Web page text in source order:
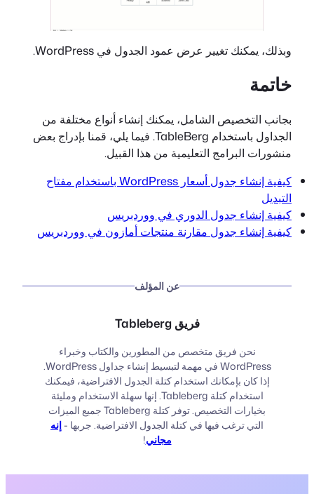
وبذلك، يمكنك تغيير عرض عمود الجدول في WordPress.
خاتمة
بجانب التخصيص الشامل، يمكنك إنشاء أنواع مختلفة من
الجداول باستخدام TableBerg. فيما يلي، قمنا بإدراج بعض
منشورات البرامج التعليمية من هذا القبيل.
كيفية إنشاء جدول أسعار WordPress باستخدام مفتاح
التبديل
كيفية إنشاء جدول الدوري في ووردبريس
كيفية إنشاء جدول مقارنة منتجات أمازون في ووردبريس
عن المؤلف
فريق Tableberg
نحن فريق متخصص من المطورين والكتاب وخبراء
WordPress في مهمة لتبسيط إنشاء جداول WordPress.
إذا كان بإمكانك استخدام كتلة الجدول الافتراضية، فيمكنك
استخدام كتلة Tableberg. إنها سهلة الاستخدام ومليئة
بخيارات التخصيص. توفر كتلة Tableberg جميع الميزات
التي ترغب فيها في كتلة الجدول الافتراضية. جربها -إنه
مجاني!